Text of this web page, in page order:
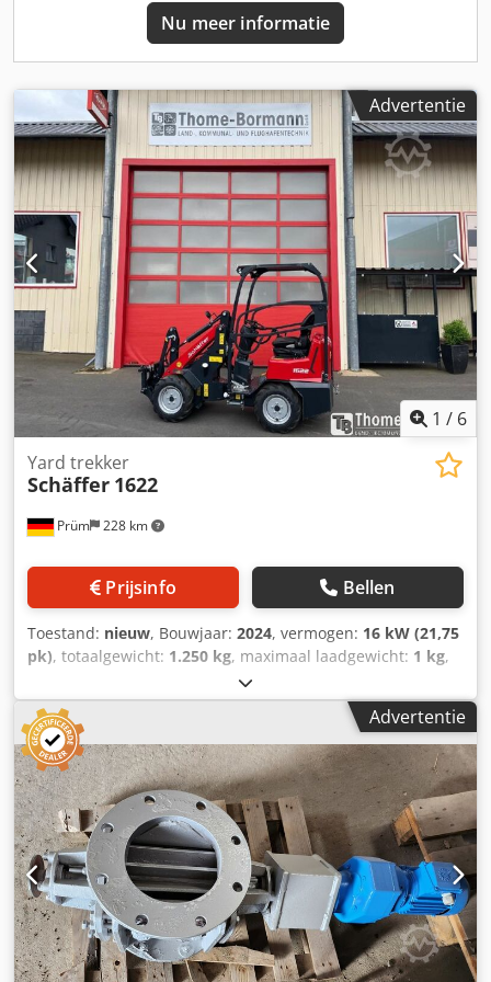
Nu meer informatie
Advertentie
1 / 6
Prüm 228 km
Yard trekker
Schäffer 1622
Prijsinfo Bellen
Toestand: nieuw, Bouwjaar: 2024, vermogen: 16 kW (21,75
pk), totaalgewicht: 1.250 kg, maximaal laadgewicht: 1 kg,
1.250 kg
type 1622, met bestuurdersbeschermingsdak, Kubota-
dieselmotor D902, 16,2 kW = 22 pk, hydrostatische
vierwielaandrijving met bedieningspedaal, banden
23x8.50-12 AS, ET+60, originele Schäffer-assen,
gecombineerde oliekoeler, trommelrem als parkeerrem,
onderhoudsvrij scharnierende pendelas,
veiligheidssysteem (bestuurdersbeschermingsdak), led-
werkverlichting: 2 voor, 1 achter, parallelgeleiding, extra
hydraulisch ventiel, mechanische bediening,
werkhydrauliek 28 l/min, verstelbare stuurkolom,
draaiurenteller, tank- en temperatuurmeter, mechanische
handgashendel, stoelcontactschakelaar, snelwisselframe
Advertentie